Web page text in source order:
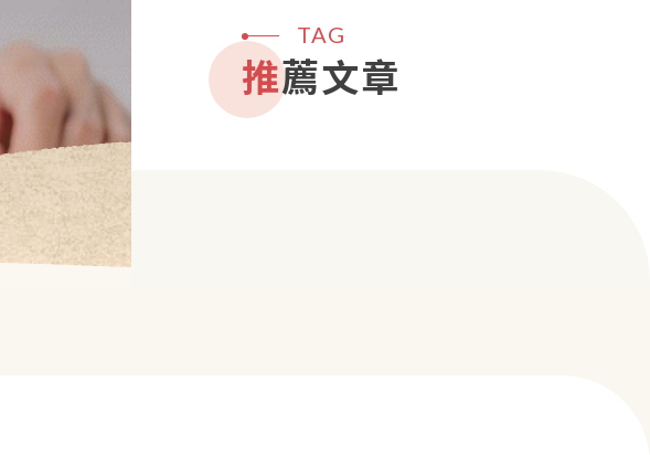
TAG
推薦文章